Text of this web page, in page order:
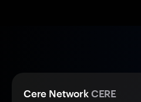
Cere Network CERE